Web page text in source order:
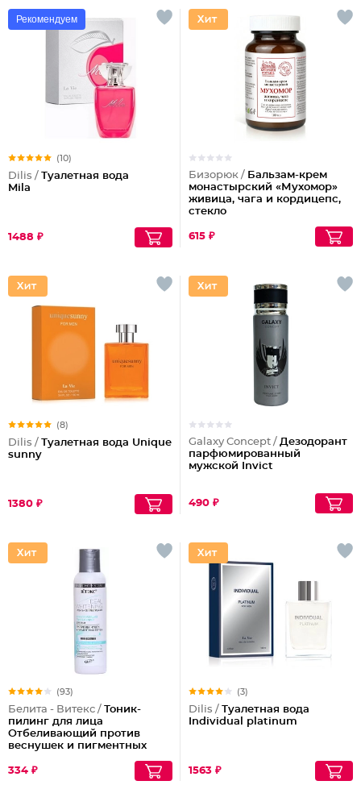
Рекомендуем
(10)
Dilis / Туалетная вода
Mila
1488 ₽
Бизорюк / Бальзам-крем
монастырский «Мухомор»
живица, чага и кордицепс,
стекло
615 ₽
(8)
Dilis / Туалетная вода Unique
sunny
1380 ₽
Galaxy Concept / Дезодорант
парфюмированный
мужской Invict
490 ₽
(93)
Белита - Витекс / Тоник-
пилинг для лица
Отбеливающий против
веснушек и пигментных
334 ₽
(3)
Dilis / Туалетная вода
Individual platinum
1563 ₽